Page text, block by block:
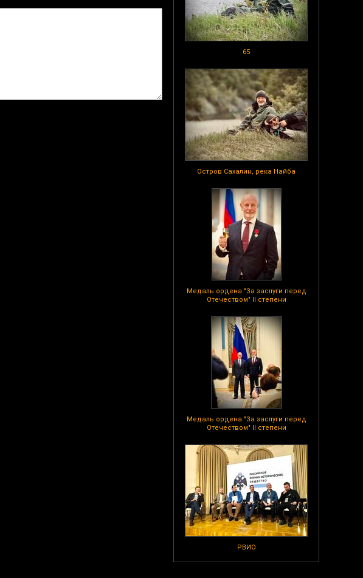
65
Остров Сахалин, река Найба
Медаль ордена "За заслуги перед
Отечеством" II степени
Медаль ордена "За заслуги перед
Отечеством" II степени
РВИО